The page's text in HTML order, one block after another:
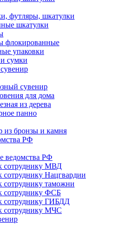
футляры, шкатулки
шкатулки
флокированные
упаковки
сумки
сувенир
для дома
из дерева
панно
из бронзы и камня
РФ
ведомства РФ
сотруднику МВД
сотруднику Нацгвардии
сотруднику таможни
сотруднику ФСБ
сотруднику ГИБДД
сотруднику МЧС